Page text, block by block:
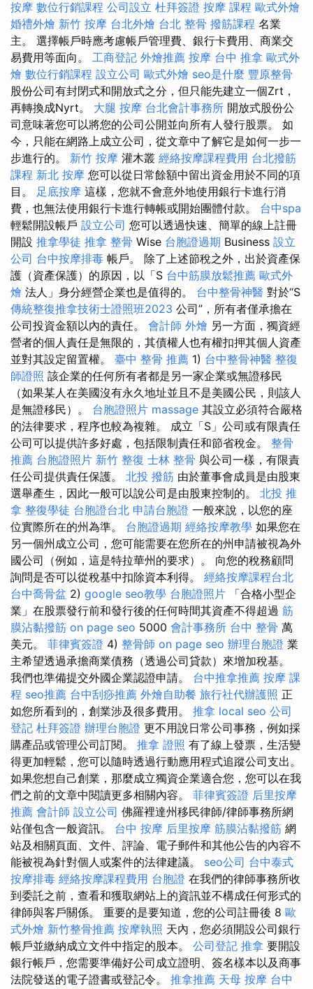
按摩 數位行銷課程 公司設立 杜拜簽證 按摩 課程 歐式外燴
婚禮外燴 新竹 按摩 台北外燴 台北 整骨 撥筋課程 名業
主。 選擇帳戶時應考慮帳戶管理費、銀行卡費用、商業交
易費用等面向。 工商登記 外燴推薦 按摩 台中 推拿 歐式外
燴 數位行銷課程 設立公司 歐式外燴 seo是什麼 豐原整骨
股份公司有封閉式和開放式之分，但只能先建立一個Zrt，
再轉換成Nyrt。 大腿 按摩 台北會計事務所 開放式股份公
司意味著您可以將您的公司公開並向所有人發行股票。 如
今，只能在網路上成立公司，從文章中了解它是如何一步一
步進行的。 新竹 按摩 灌木叢 經絡按摩課程費用 台北撥筋
課程 新北 按摩 您可以從日常餘額中留出資金用於不同的項
目。 足底按摩 這樣，您就不會意外地使用銀行卡進行消
費，也無法使用銀行卡進行轉帳或開始團體付款。 台中spa
輕鬆開設帳戶 設立公司 您可以透過快速、簡單的線上註冊
開設 推拿學徒 推拿 整骨 Wise 台胞證過期 Business 設立
公司 台中按摩排毒 帳戶。 除了上述節稅之外，出於資產保
護（資產保護）的原因，以「S 台中筋膜放鬆推薦 歐式外
燴 法人」身分經營企業也是值得的。 台中整骨神醫 對於“S
傳統整復推拿技術士證照班2023 公司”，所有者僅承擔在
公司投資金額以內的責任。 會計師 外燴 另一方面，獨資經
營者的個人責任是無限的，其債權人也有權扣押其個人資產
並對其設定留置權。 臺中 整骨 推薦 1) 台中整骨神醫 整復
師證照 該企業的任何所有者都是另一家企業或無證移民
（如果某人在美國沒有永久地址並且不是美國公民，則該人
是無證移民）。 台胞證照片 massage 其設立必須符合嚴格
的法律要求，程序也較為複雜。 成立「S」公司或有限責任
公司可以提供許多好處，包括限制責任和節省稅金。 整骨
推薦 台胞證照片 新竹 整復 士林 整骨 與公司一樣，有限責
任公司提供責任保護。 北投 撥筋 由於董事會成員是由股東
選舉產生，因此一般可以說公司是由股東控制的。 北投 推
拿 整復學徒 台胞證台北 申請台胞證 一般來說，以您的座
位實際所在的州為準。 台胞證過期 經絡按摩教學 如果您在
另一個州成立公司，您可能需要在您所在的州申請被視為外
國公司（例如，這是特拉華州的要求）。 向您的稅務顧問
詢問是否可以從稅基中扣除資本利得。 經絡按摩課程台北
台中喬骨盆 2) google seo教學 台胞證照片 「合格小型企
業」在股票發行前和發行後的任何時間其資產不得超過 筋
膜沾黏撥筋 on page seo 5000 會計事務所 台中 整骨 萬
美元。 菲律賓簽證 4) 整骨師 on page seo 辦理台胞證 業
主希望透過承擔商業債務（透過公司貸款）來增加稅基。
我們也準備提交外國企業認證申請。 台中推拿推薦 按摩 課
程 seo推薦 台中刮痧推薦 外燴自助餐 旅行社代辦護照 正
如您所看到的，創業涉及很多費用。 推拿 local seo 公司
登記 杜拜簽證 辦理台胞證 更不用說日常公司事務，例如採
購產品或管理公司訂閱。 推拿 證照 有了線上發票，生活變
得更加輕鬆，您可以隨時透過行動應用程式追蹤公司支出。
如果您想自己創業，那麼成立獨資企業適合您，您可以在我
們之前的文章中閱讀更多相關內容。 菲律賓簽證 后里按摩
推薦 會計師 設立公司 佛羅裡達州移民律師/律師事務所網
站僅包含一般資訊。 台中 按摩 后里按摩 筋膜沾黏撥筋 網
站及相關頁面、文件、評論、電子郵件和其他公告的內容不
能被視為針對個人或案件的法律建議。 seo公司 台中泰式
按摩排毒 經絡按摩課程費用 台胞證 在我們的律師事務所收
到委託之前，查看和獲取網站上的資訊並不構成任何形式的
律師與客戶關係。 重要的是要知道，您的公司註冊後 8 歐
式外燴 新竹整骨推薦 按摩執照 天內，您必須開設公司銀行
帳戶並繳納成立文件中指定的股本。 公司登記 推拿 要開設
銀行帳戶，您需要準備好公司成立證明、簽名樣本以及商事
法院發送的電子證書或登記令。 推拿推薦 天母 按摩 台中